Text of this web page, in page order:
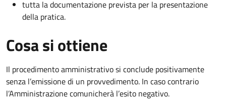
tutta la documentazione prevista per la presentazione
della pratica.
Cosa si ottiene
Il procedimento amministrativo si conclude positivamente
senza l’emissione di un provvedimento. In caso contrario
l’Amministrazione comunicherà l’esito negativo.